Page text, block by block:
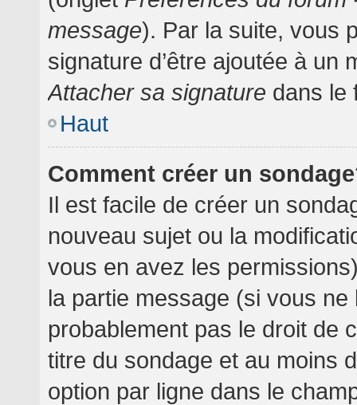
message). Par la suite, vous
signature d’être ajoutée à un
Attacher sa signature dans le
Haut
Comment créer un
Il est facile de créer un
nouveau sujet ou la
vous en avez les
la partie message (si vous ne
probablement pas le droit de
titre du sondage et au moins
option par ligne dans le